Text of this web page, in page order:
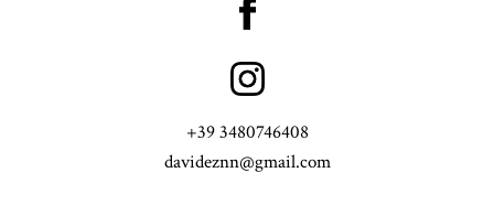
+39 3480746408
davideznn@gmail.com